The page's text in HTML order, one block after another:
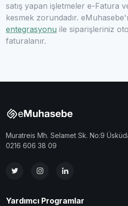
satış yapan işletmeler e-Fatura
kesmek zorundadır.
entegrasyonu ile siparişleriniz
faturalanır.
Muratreis Mh. Selamet Sk. No:9
0216 606 38 09
Yardımcı Programlar